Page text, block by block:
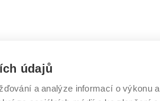
UČENÍ TECHNICKÉ V BRNĚ
údajů
a analýze informací o výkonu a